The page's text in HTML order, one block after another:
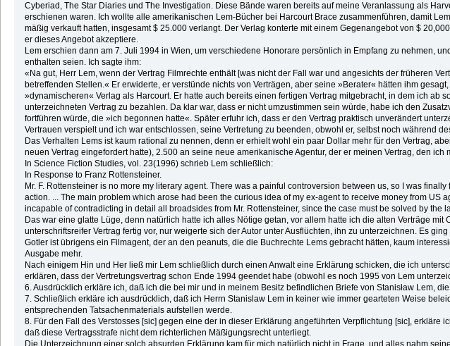
Cyberiad, The Star Diaries und The Investigation. Diese Bände waren bereits auf meine Veranlassung als
erschienen waren. Ich wollte alle amerikanischen Lem-Bücher bei Harcourt Brace zusammenführen, damit
mäßig verkauft hatten, insgesamt $ 25.000 verlangt. Der Verlag konterte mit einem Gegenangebot von $
er dieses Angebot akzeptiere.
Lem erschien dann am 7. Juli 1994 in Wien, um verschiedene Honorare persönlich in Empfang zu nehmen,
enthalten seien. Ich sagte ihm:
«Na gut, Herr Lem, wenn der Vertrag Filmrechte enthält [was nicht der Fall war und angesichts der früheren
betreffenden Stellen.« Er erwiderte, er verstünde nichts von Verträgen, aber seine »Berater« hätten ihm
»dynamischeren« Verlag als Harcourt. Er hatte auch bereits einen fertigen Vertrag mitgebracht, in dem ich
unterzeichneten Vertrag zu bezahlen. Da klar war, dass er nicht umzustimmen sein würde, habe ich den
fortführen würde, die »ich begonnen hatte«. Später erfuhr ich, dass er den Vertrag praktisch unverändert
Vertrauen verspielt und ich war entschlossen, seine Vertretung zu beenden, obwohl er, selbst noch während
Das Verhalten Lems ist kaum rational zu nennen, denn er erhielt wohl ein paar Dollar mehr für den Vertrag,
neuen Vertrag eingefordert hatte), 2.500 an seine neue amerikanische Agentur, der er meinen Vertrag, den
In Science Fiction Studies, vol. 23(1996) schrieb Lem schließlich:
In Response to Franz Rottensteiner.
Mr. F. Rottensteiner is no more my literary agent. There was a painful controversion between us, so I was
action. ... The main problem which arose had been the curious idea of my ex-agent to receive money from
incapable of contradicting in detail all broadsides from Mr. Rottensteiner, since the case must be solved by the
Das war eine glatte Lüge, denn natürlich hatte ich alles Nötige getan, vor allem hatte ich die alten Verträge
unterschriftsreifer Vertrag fertig vor, nur weigerte sich der Autor unter Ausflüchten, ihn zu unterzeichnen. Es
Gotler ist übrigens ein Filmagent, der an den peanuts, die die Buchrechte Lems gebracht hätten, kaum
Ausgabe mehr.
Nach einigem Hin und Her ließ mir Lem schließlich durch einen Anwalt eine Erklärung schicken, die ich
erklären, dass der Vertretungsvertrag schon Ende 1994 geendet habe (obwohl es noch 1995 von Lem
6. Ausdrücklich erkläre ich, daß ich die bei mir und in meinem Besitz befindlichen Briefe von Stanisław Lem,
7. Schließlich erkläre ich ausdrücklich, daß ich Herrn Stanislaw Lem in keiner wie immer gearteten Weise
entsprechenden Tatsachenmaterials aufstellen werde.
8. Für den Fall des Verstosses [sic] gegen eine der in dieser Erklärung angeführten Verpflichtung [sic],
daß diese Vertragsstrafe nicht dem richterlichen Mäßigungsrecht unterliegt.
Die Unterzeichnung einer solch absurden Erklärung kam für mich natürlich nicht in Frage, und alles nahm